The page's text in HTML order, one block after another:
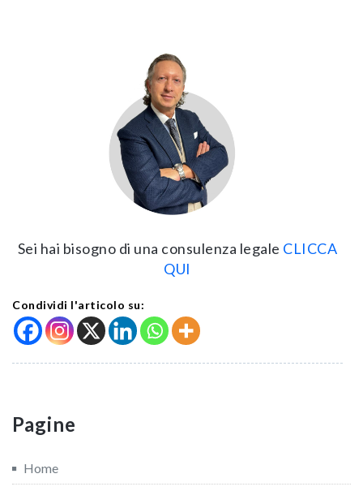
Sei hai bisogno di una consulenza legale CLICCA
QUI
Condividi l'articolo su:
Pagine
Home